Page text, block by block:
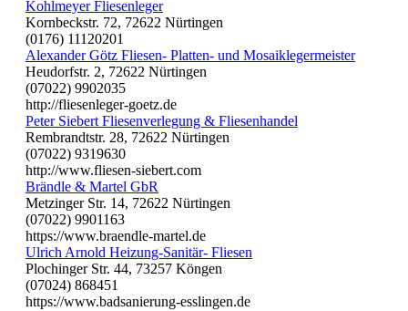
Kohlmeyer Fliesenleger
Kornbeckstr. 72, 72622 Nürtingen
(0176) 11120201
Alexander Götz Fliesen- Platten- und Mosaiklegermeister
Heudorfstr. 2, 72622 Nürtingen
(07022) 9902035
http://fliesenleger-goetz.de
Peter Siebert Fliesenverlegung & Fliesenhandel
Rembrandtstr. 28, 72622 Nürtingen
(07022) 9319630
http://www.fliesen-siebert.com
Brändle & Martel GbR
Metzinger Str. 14, 72622 Nürtingen
(07022) 9901163
https://www.braendle-martel.de
Ulrich Arnold Heizung-Sanitär- Fliesen
Plochinger Str. 44, 73257 Köngen
(07024) 868451
https://www.badsanierung-esslingen.de